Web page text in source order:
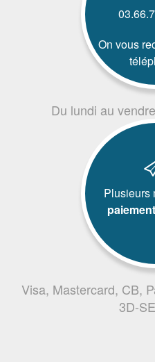
On vous
Du lundi au
Plusieurs
Visa, Mastercard, CB,
3D-